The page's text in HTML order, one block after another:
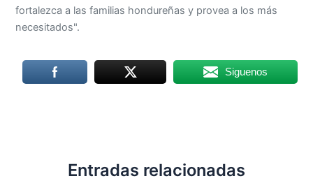
fortalezca a las familias hondureñas y provea a los más
necesitados".
Siguenos
Entradas relacionadas